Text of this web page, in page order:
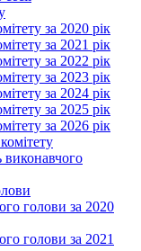
за 2020 рік
за 2021 рік
за 2022 рік
за 2023 рік
за 2024 рік
за 2025 рік
за 2026 рік
виконавчого
голови за 2020
голови за 2021